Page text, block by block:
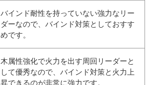
バインド耐性を持っていない強力なリー
ダーなので、バインド対策としておすす
めです。
木属性強化で火力を出す周回リーダーと
して優秀なので、バインド対策と火力上
昇できるのが非常に強力です。